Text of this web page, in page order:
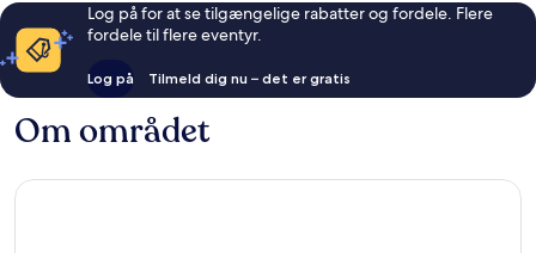
Log på for at se tilgængelige rabatter og fordele. Flere
fordele til flere eventyr.
Log på Tilmeld dig nu – det er gratis
Om området